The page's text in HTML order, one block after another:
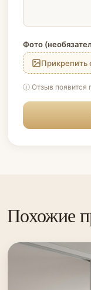
Фото
Прикрепить
ⓘ Отзыв появится
Похожие